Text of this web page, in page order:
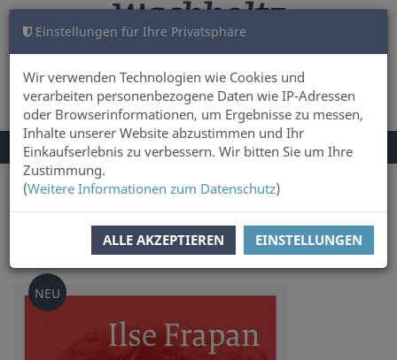
Einstellungen für Ihre Privatsphäre
Wir verwenden Technologien wie Cookies und
verarbeiten personenbezogene Daten wie IP-Adressen
oder Browserinformationen, um Ergebnisse zu messen,
Inhalte unserer Website abzustimmen und Ihr
Einkaufserlebnis zu verbessern. Wir bitten Sie um Ihre
Zustimmung.
(Weitere Informationen zum Datenschutz)
ALLE AKZEPTIEREN EINSTELLUNGEN
ANMELDEN WARENKORB 0
NAVIGATION
UMSCHALTEN
Menü
Sie sind hier: Geschichte & Kultur
NEU